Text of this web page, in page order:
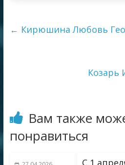
← Кирюшина Любовь
Козарь
Вам также
понравиться
С 1